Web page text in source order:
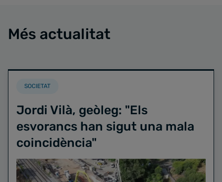
Més actualitat
SOCIETAT
Jordi Vilà, geòleg: "Els
esvorancs han sigut una mala
coincidència"